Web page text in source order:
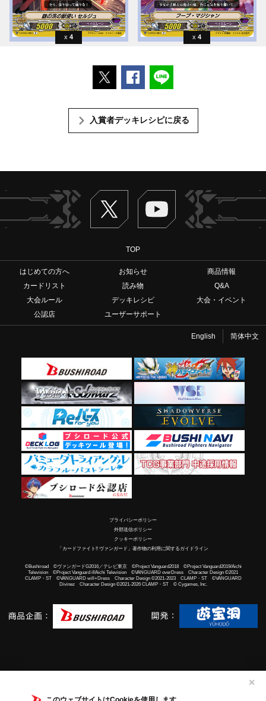
✕
4 4
ポストするFacebookでシェアする
入賞者デッキレシピに戻る
Twitter ヴァンガードch
TOP
はじめての方へ お知らせ
商品情報
カードリスト
読み物
Q&A
大会ルール
デッキレシピ
大会・イベント
公認店
ユーザーサポート
English 简体中文
プライバシーポリシー
外部送信ポリシー
クッキーポリシー
「カードファイト!! ヴァンガード」著作物の利用に関するガイドライン
©Bushiroad ©ヴァンガードG2016／テレビ東京 ©Project Vanguard2018 ©Project Vanguard2019/Aichi
Television ©Project Vanguard if/Aichi Television ©VANGUARD overDress Character Design ©2021
CLAMP・ST ©VANGUARD will+Dress Character Design ©2021-2023 CLAMP・ST ©VANGUARD
Divinez Character Design ©2021-2026 CLAMP・ST © Cygames, Inc.